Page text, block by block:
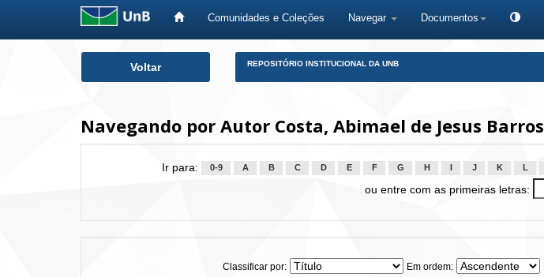
Comunidades e Coleções Navegar Documentos
Voltar REPOSITÓRIO INSTITUCIONAL DA UNB
Navegando por Autor Costa, Abimael de Jesus Barros
Ir para: 0-9 A B C D E F G H J K L
ou entre com as primeiras letras:
Classificar por: Em ordem: